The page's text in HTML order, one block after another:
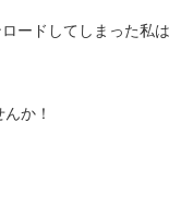
ードしてしまった私は
か！